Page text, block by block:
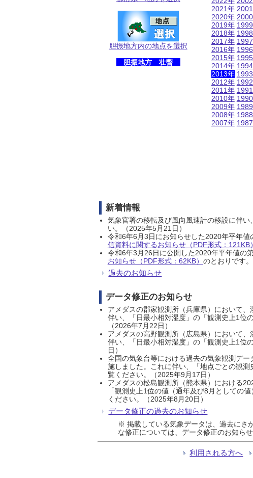
胆振地方内の地点を選択
胆振地方 壮瞥
2021年
2020年
2019年
2018年
2017年
2016年
2015年
2014年
2013年
2012年
2011年
2010年
2009年
2008年
2007年
新着情報
気象官署の移転及び風向風速計の移設に伴
い。（2025年5月21日）
令和6年6月3日にお知らせした2020年平年
信資料に関するお知らせ（PDF形式：121KB）
令和6年3月26日に公開した2020年平年値の
お知らせ（PDF形式：62KB） のとおりです
過去のお知らせ
データ修正のお知らせ
アメダスの郡家観測所（兵庫県）において
伴い、「日最小相対湿度」の「観測史上1位
（2026年7月22日）
アメダスの高野観測所（広島県）において
伴い、「日最小相対湿度」の「観測史上1位
日）
全国の気象台等における過去の気象観測デ
施しました。これに伴い、「地点ごとの観
覧ください。（2025年9月17日）
アメダスの松島観測所（熊本県）における
「観測史上1位の値（通年及び8月としての
ください。（2025年8月20日）
データ修正の過去のお知らせ
※ 掲載している気象データは、過去にさ
な修正については、データ修正のお知らせ
利用される方へ